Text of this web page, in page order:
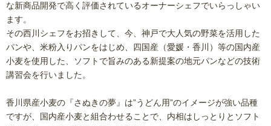
な新商品開発で高く評価されているオーナーシェフでいらっしゃい
ます。
その西川シェフをお招きして、今、神戸で大人気の野菜を活用した
パンや、米粉入りパンをはじめ、四国産（愛媛・香川）等の国内産
小麦を使用した、ソフトで旨みのある新提案の地元パンなどの技術
講習会を行いました。
香川県産小麦の『さぬきの夢』は”うどん用”のイメージが強い品種
ですが、国内産小麦と組合わせることで、内相はしっとりとソフト